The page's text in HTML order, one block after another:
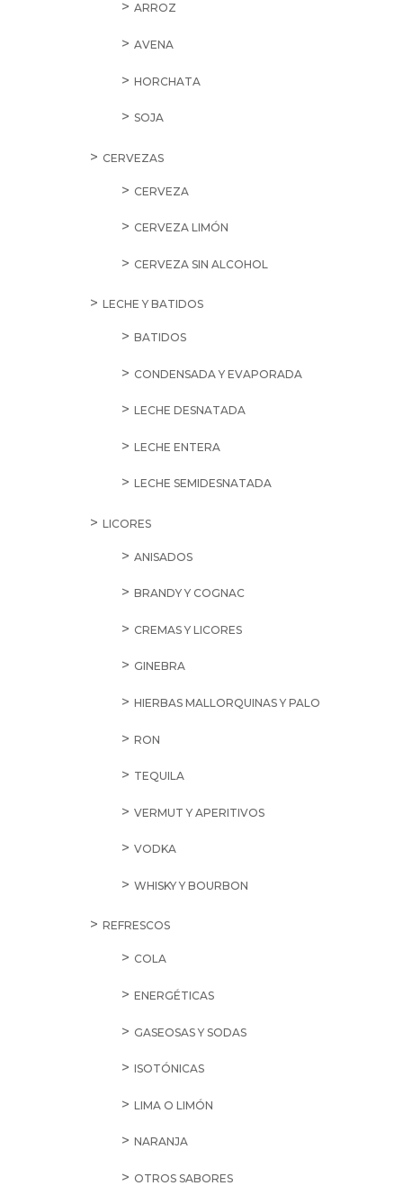
ARROZ
AVENA
HORCHATA
SOJA
CERVEZAS
CERVEZA
CERVEZA LIMÓN
CERVEZA SIN ALCOHOL
LECHE Y BATIDOS
BATIDOS
CONDENSADA Y EVAPORADA
LECHE DESNATADA
LECHE ENTERA
LECHE SEMIDESNATADA
LICORES
ANISADOS
BRANDY Y COGNAC
CREMAS Y LICORES
GINEBRA
HIERBAS MALLORQUINAS Y PALO
RON
TEQUILA
VERMUT Y APERITIVOS
VODKA
WHISKY Y BOURBON
REFRESCOS
COLA
ENERGÉTICAS
GASEOSAS Y SODAS
ISOTÓNICAS
LIMA O LIMÓN
NARANJA
OTROS SABORES